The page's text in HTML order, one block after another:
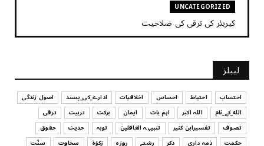
UNCATEGORIZED
کیریئر کی ترقی کی صلاحیت
July 29, 2026
UNCATEGORIZED
کیا آپ اپنے باس کو مؤثر طریقے سے منظم کر رہے ہیں
July 29, 2026
UNCATEGORIZED
اس وقت آپ کا موڈ کیسا ہے؟
لیبلز
احتساب احتیاط احساس اخلاقیات ادارے_کی_پسند
اصول زندگی
الله_کے_نام
اللہ اکبر اہم بات ایمان برکت تربیت
ترقی
تصوف
تفسیرابن کثیر تنبیہہ الغافلین توبہ حدیث
حقوق
حکمت
ذمہ داری ذکر رشتے روزہ زکوٰۃ سخاوت
سنّت